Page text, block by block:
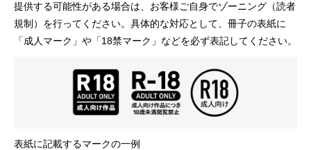
提供する可能性がある場合は、お客様ご自身でゾーニング（読者
規制）を行ってください。具体的な対応として、冊子の表紙に
「成人マーク」や「18禁マーク」などを必ず表記してください。
表紙に記載するマークの一例